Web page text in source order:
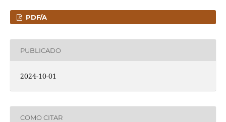
PDF/A
PUBLICADO
2024-10-01
COMO CITAR